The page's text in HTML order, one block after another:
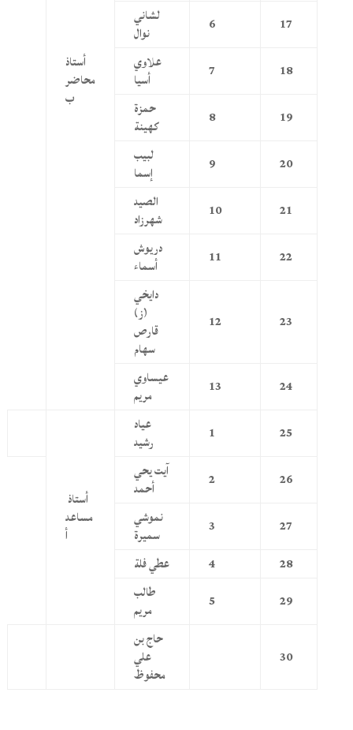
أستاذ
محاضر
ب
17
6 لشاني
نوال
18
7 علاوي
أسيا
19
8 حمزة
كهينة
20
9 لبيب
إسما
21
10 الصيد
شهرزاد
22
11 دريوش
أسماء
23
12
دايخي
(ز)
قارص
سهام
24
13 عيساوي
مريم
25
1 عياد
رشيد
أستاذ
مساعد
أ
26
2 آيت يحي
أحمد
27
3 نموشي
سميرة
28
4
عطي فلة
29
5 طالب
مريم
30
حاج بن
علي
محفوظ